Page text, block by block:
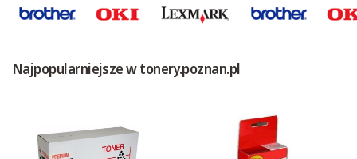
Najpopularniejsze w tonery.poznan.pl